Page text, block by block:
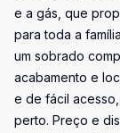
e a gás, que
para toda a
um sobrado
acabamento e
e de fácil
perto. Preço e